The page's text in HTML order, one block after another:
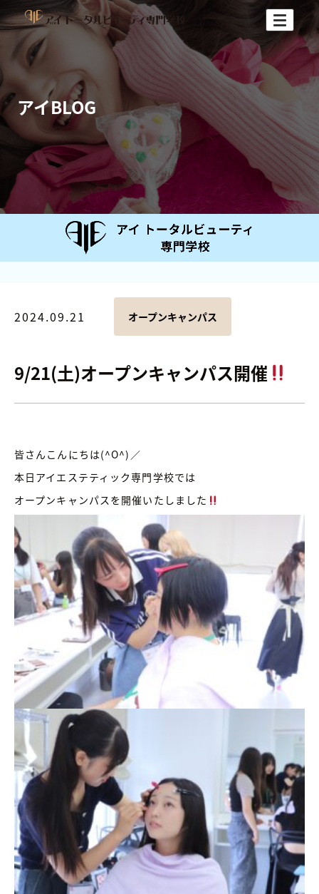
アイBLOG
2024.09.21 オープンキャンパス
9/21(土)オープンキャンパス開催
皆さんこんにちは(^O^)／
本日アイエステティック専門学校では
オープンキャンパスを開催いたしました